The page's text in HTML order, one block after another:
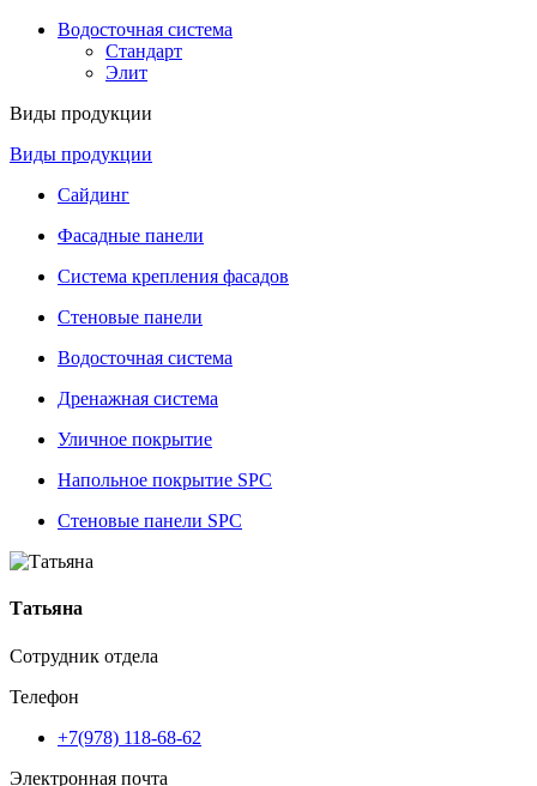
Водосточная система
Стандарт
Элит
Виды продукции
Виды продукции
Сайдинг
Фасадные панели
Система крепления фасадов
Стеновые панели
Водосточная система
Дренажная система
Уличное покрытие
Напольное покрытие SPC
Стеновые панели SPC
Татьяна
Сотрудник отдела
Телефон
+7(978) 118-68-62
Электронная почта